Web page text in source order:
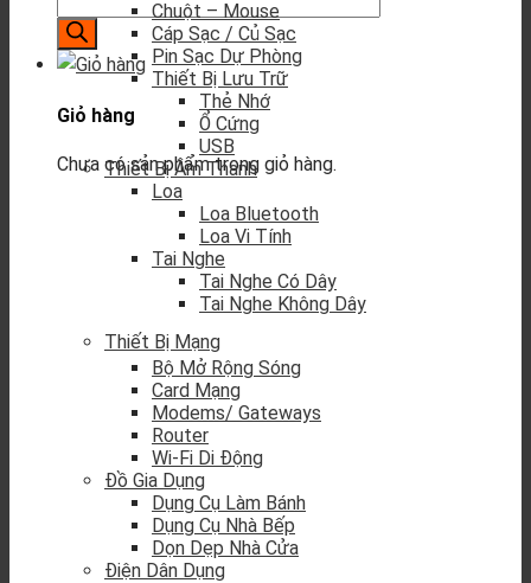
Giỏ hàng
Chưa có sản phẩm trong giỏ hàng.
Chuột – Mouse
Cáp Sạc / Củ Sạc
Pin Sạc Dự Phòng
Thiết Bị Lưu Trữ
Thẻ Nhớ
Ổ Cứng
USB
Thiết Bị Âm Thanh
Loa
Loa Bluetooth
Loa Vi Tính
Tai Nghe
Tai Nghe Có Dây
Tai Nghe Không Dây
Thiết Bị Mạng
Bộ Mở Rộng Sóng
Card Mạng
Modems/ Gateways
Router
Wi-Fi Di Động
Đồ Gia Dụng
Dụng Cụ Làm Bánh
Dụng Cụ Nhà Bếp
Dọn Dẹp Nhà Cửa
Điện Dân Dụng